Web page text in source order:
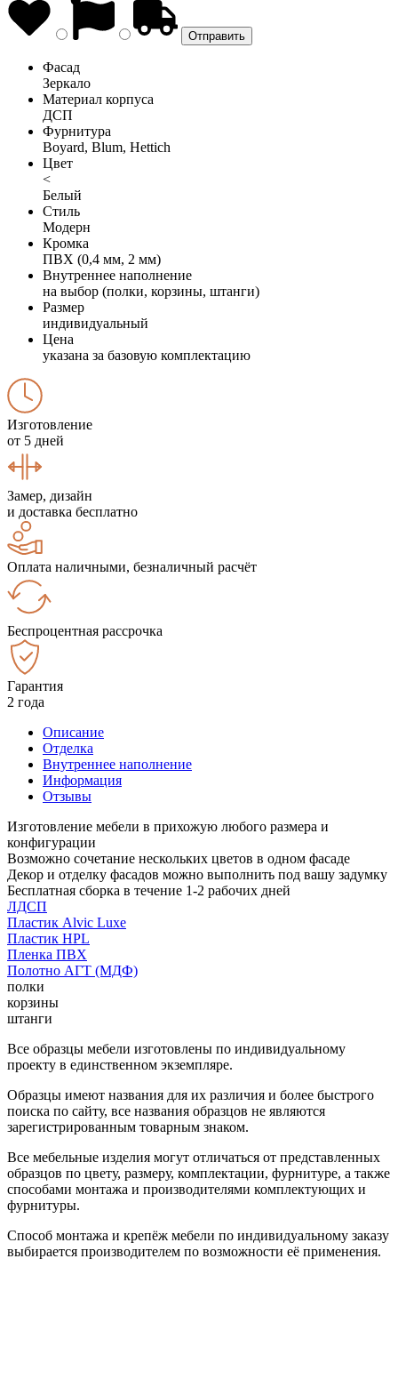
Фасад
Зеркало
Материал корпуса
ДСП
Фурнитура
Boyard, Blum, Hettich
Цвет
<
Белый
Стиль
Модерн
Кромка
ПВХ (0,4 мм, 2 мм)
Внутреннее наполнение
на выбор (полки, корзины, штанги)
Размер
индивидуальный
Цена
указана за базовую комплектацию
Изготовление
от 5 дней
Замер, дизайн
и доставка бесплатно
Оплата наличными, безналичный расчёт
Беспроцентная рассрочка
Гарантия
2 года
Описание
Отделка
Внутреннее наполнение
Информация
Отзывы
Изготовление мебели в прихожую любого размера и
конфигурации
Возможно сочетание нескольких цветов в одном фасаде
Декор и отделку фасадов можно выполнить под вашу задумку
Бесплатная сборка в течение 1-2 рабочих дней
ЛДСП
Пластик Alvic Luxe
Пластик HPL
Пленка ПВХ
Полотно АГТ (МДФ)
полки
корзины
штанги
Все образцы мебели изготовлены по индивидуальному
проекту в единственном экземпляре.
Образцы имеют названия для их различия и более быстрого
поиска по сайту, все названия образцов не являются
зарегистрированным товарным знаком.
Все мебельные изделия могут отличаться от представленных
образцов по цвету, размеру, комплектации, фурнитуре, а также
способами монтажа и производителями комплектующих и
фурнитуры.
Способ монтажа и крепёж мебели по индивидуальному заказу
выбирается производителем по возможности её применения.